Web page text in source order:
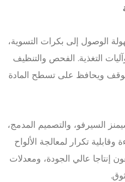
الوصول إلى بكرات التسوية،
التغذية. الفحص والتنظيف
ويحافظ على تسطح المادة
السيرفو، والتصميم المدمج،
تكرار لمعالجة الألواح
إنتاجا عالي الجودة، ومعدلات